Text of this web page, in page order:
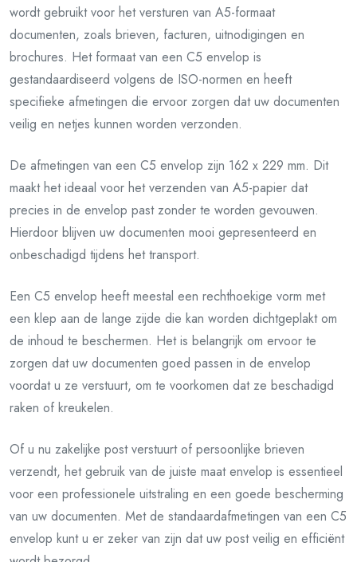
wordt gebruikt voor het versturen van A5-formaat
documenten, zoals brieven, facturen, uitnodigingen en
brochures. Het formaat van een C5 envelop is
gestandaardiseerd volgens de ISO-normen en heeft
specifieke afmetingen die ervoor zorgen dat uw documenten
veilig en netjes kunnen worden verzonden.
De afmetingen van een C5 envelop zijn 162 x 229 mm. Dit
maakt het ideaal voor het verzenden van A5-papier dat
precies in de envelop past zonder te worden gevouwen.
Hierdoor blijven uw documenten mooi gepresenteerd en
onbeschadigd tijdens het transport.
Een C5 envelop heeft meestal een rechthoekige vorm met
een klep aan de lange zijde die kan worden dichtgeplakt om
de inhoud te beschermen. Het is belangrijk om ervoor te
zorgen dat uw documenten goed passen in de envelop
voordat u ze verstuurt, om te voorkomen dat ze beschadigd
raken of kreukelen.
Of u nu zakelijke post verstuurt of persoonlijke brieven
verzendt, het gebruik van de juiste maat envelop is essentieel
voor een professionele uitstraling en een goede bescherming
van uw documenten. Met de standaardafmetingen van een C5
envelop kunt u er zeker van zijn dat uw post veilig en efficiënt